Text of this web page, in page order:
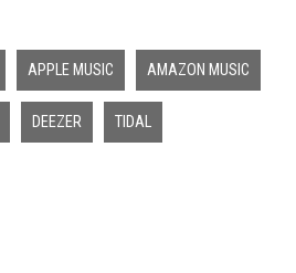
APPLE MUSIC AMAZON MUSIC
DEEZER TIDAL